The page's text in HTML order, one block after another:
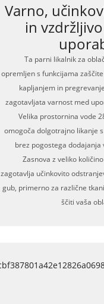
Varno,
in
Ta parni likalnik za
opremljen s funkcijama
kapljanjem in
zagotavljata varnost med
Velika prostornina vode
omogoča dolgotrajno likanje
brez pogostega dodajanja
Zasnova z veliko
zagotavlja učinkovito
gub, primerno za različne
ščiti vaša